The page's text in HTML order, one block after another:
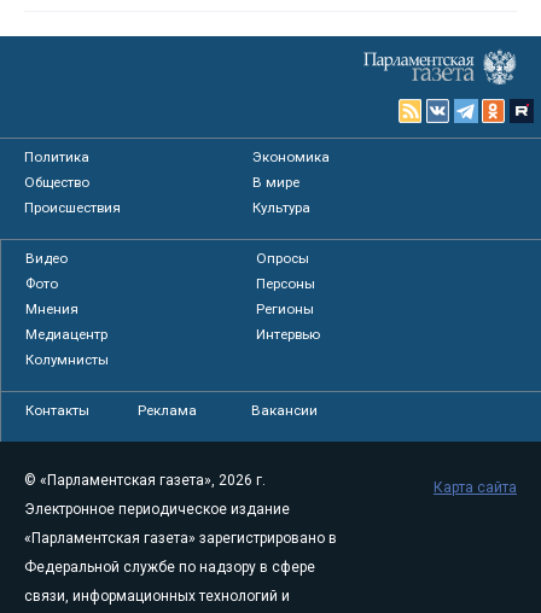
Политика
Экономика
Общество
В мире
Происшествия
Культура
Видео
Опросы
Фото
Персоны
Мнения
Регионы
Медиацентр
Интервью
Колумнисты
Контакты Реклама Вакансии
© «Парламентская газета», 2026 г.
Электронное периодическое издание
«Парламентская газета» зарегистрировано в
Федеральной службе по надзору в сфере
связи, информационных технологий и
Карта сайта